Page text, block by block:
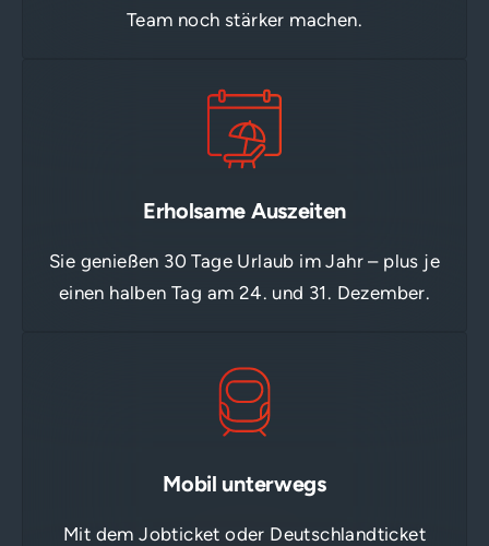
Team noch stärker machen.
Erholsame Auszeiten
Sie genießen 30 Tage Urlaub im Jahr – plus je
einen halben Tag am 24. und 31. Dezember.
Mobil unterwegs
Mit dem Jobticket oder Deutschlandticket